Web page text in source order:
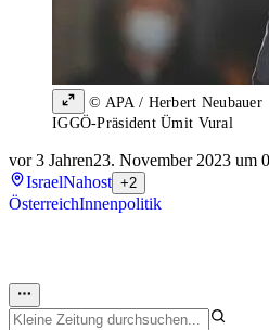
© APA / Herbert Neubauer
IGGÖ-Präsident Ümit Vural
vor 3 Jahren23. November 2023 um
IsraelNahost +2
ÖsterreichInnenpolitik